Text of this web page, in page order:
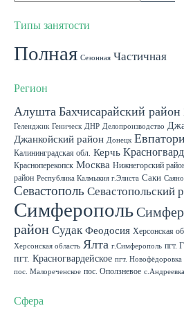
Типы занятости
Полная Сезонная Частичная
Регион
Алушта Бахчисарайский район
Геленджик Геническ ДНР Делопроизводство
Джанкойский район Донецк
Калининградская обл. Керчь
Красноперекопск Москва Нижнегорский
район Республика Калмыкия г.Элиста Саки
Севастополь Севастопольский
Симферополь
район Судак Феодосия Херсонская
Херсонская область Ялта г.Симферополь пгт.
пгт. Красногвардейское пгт. Новофёдоровка
пос. Малореченское пос. Оползневое с.Андреевка
с.Школьное
Сфера